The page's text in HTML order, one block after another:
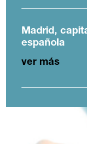
Madrid,
española
ver más